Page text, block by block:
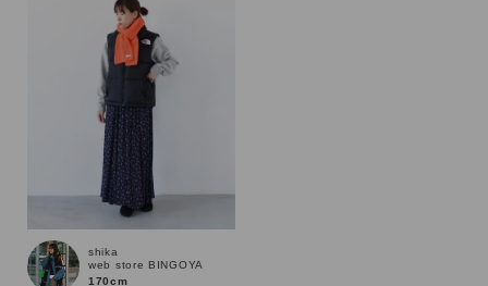
通常商品
セール価格
在庫あり
shika
web store BINGOYA
170cm